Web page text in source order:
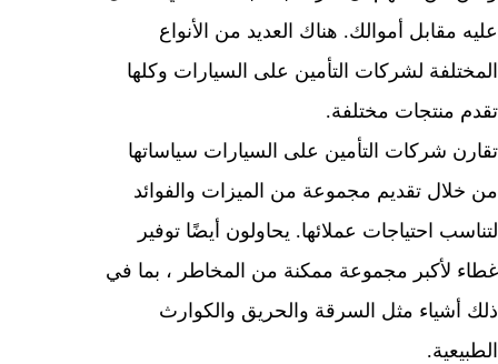
مقابل أموالك. هناك العديد من الأنواع
لشركات التأمين على السيارات وكلها
منتجات مختلفة.
شركات التأمين على السيارات سياساتها
تقديم مجموعة من الميزات والفوائد
احتياجات عملائها. يحاولون أيضًا توفير
لأكبر مجموعة ممكنة من المخاطر ، بما في
مثل السرقة والحريق والكوارث